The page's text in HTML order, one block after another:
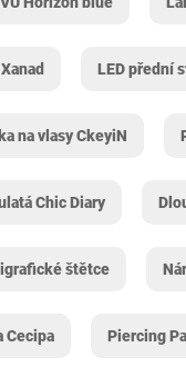
LED přední
na vlasy CkeyiN
Chic Diary
štětce
Cecipa Piercing